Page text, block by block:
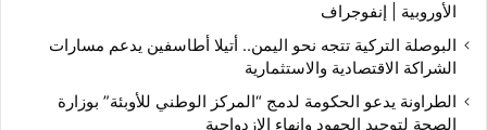
الأوروبية | إنفوجراف
البوصلة التركية تتجه نحو اليمن.. أتيلا أطاسفين يدعم مسارات
الشراكة الاقتصادية والاستثمارية
الطراونة يدعو الحكومة لدمج “المركز الوطني للأوبئة” بوزارة
الصحة لتوحيد الجهود وإنهاء الازدواجية